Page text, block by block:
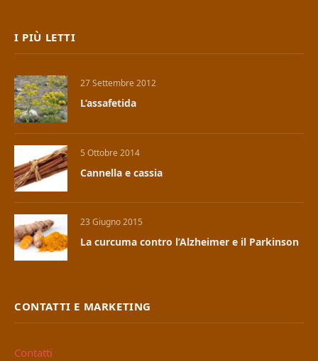
I PIÙ LETTI
27 Settembre 2012
L’assafetida
5 Ottobre 2014
Cannella e cassia
23 Giugno 2015
La curcuma contro l’Alzheimer e il Parkinson
CONTATTI E MARKETING
Contatti